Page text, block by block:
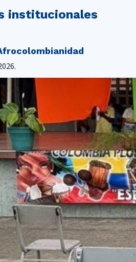
institucionales